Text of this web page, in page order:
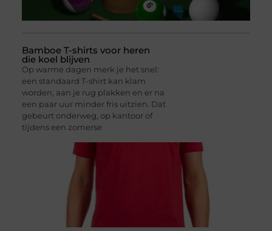
Bamboe T-shirts voor heren
die koel blijven
Op warme dagen merk je het snel:
een standaard T-shirt kan klam
worden, aan je rug plakken en er na
een paar uur minder fris uitzien. Dat
gebeurt onderweg, op kantoor of
tijdens een zomerse